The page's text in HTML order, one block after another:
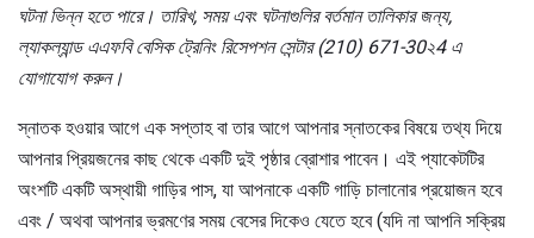
ঘটনা ভিন্ন হতে পারে। তারিখ, সময় এবং ঘটনাগুলির বর্তমান তালিকার জন্য,
ল্যাকল্যান্ড এএফবি বেসিক ট্রেনিং রিসেপশন সেন্টার (210) 671-30২4 এ
যোগাযোগ করুন।
স্নাতক হওয়ার আগে এক সপ্তাহ বা তার আগে আপনার স্নাতকের বিষয়ে তথ্য দিয়ে
আপনার প্রিয়জনের কাছ থেকে একটি দুই পৃষ্ঠার ব্রোশার পাবেন। এই প্যাকেটটির
অংশটি একটি অস্থায়ী গাড়ির পাস, যা আপনাকে একটি গাড়ি চালানোর প্রয়োজন হবে
এবং / অথবা আপনার ভ্রমণের সময় বেসের দিকেও যেতে হবে (যদি না আপনি সক্রিয়